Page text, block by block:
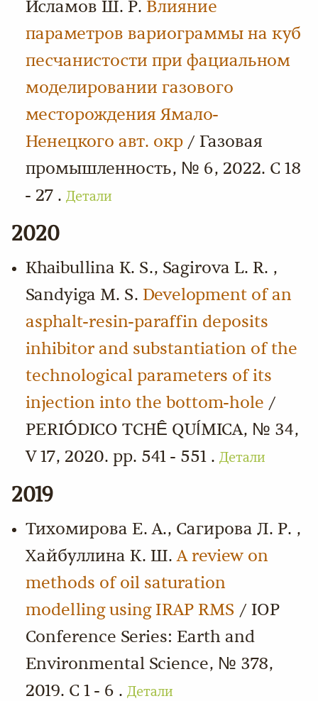
Исламов Ш. Р. Влияние
параметров вариограммы на куб
песчанистости при фациальном
моделировании газового
месторождения Ямало-
Ненецкого авт. окр / Газовая
промышленность, № 6, 2022. С 18
- 27 . Детали
2020
Khaibullina K. S., Sagirova L. R. ,
Sandyiga M. S. Development of an
asphalt-resin-paraffin deposits
inhibitor and substantiation of the
technological parameters of its
injection into the bottom-hole /
PERIÓDICO TCHÊ QUÍMICA, № 34,
V 17, 2020. pp. 541 - 551 . Детали
2019
Тихомирова Е. А., Сагирова Л. Р. ,
Хайбуллина К. Ш.A review on
methods of oil saturation
modelling using IRAP RMS / IOP
Conference Series: Earth and
Environmental Science, № 378,
2019. С 1 - 6 . Детали